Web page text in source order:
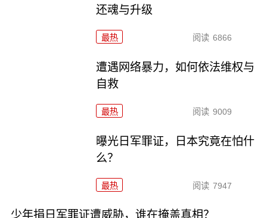
还魂与升级
最热 阅读 6866
遭遇网络暴力，如何依法维权与
自救
最热 阅读 9009
曝光日军罪证，日本究竟在怕什
么？
最热 阅读 7947
少年捐日军罪证遭威胁，谁在掩盖真相？